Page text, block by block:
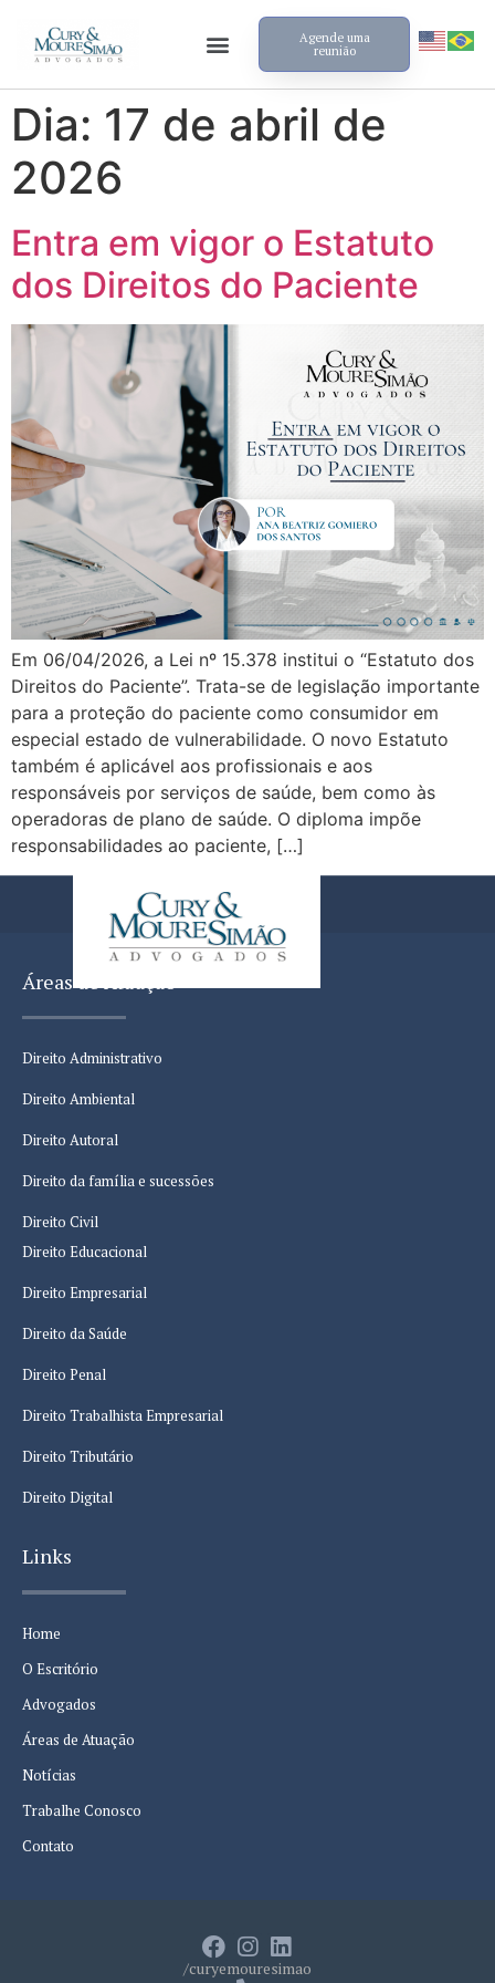
Agende uma
reunião
Dia: 17 de abril de
2026
Entra em vigor o Estatuto
dos Direitos do Paciente
Em 06/04/2026, a Lei nº 15.378 institui o “Estatuto dos
Direitos do Paciente”. Trata-se de legislação importante
para a proteção do paciente como consumidor em
especial estado de vulnerabilidade. O novo Estatuto
também é aplicável aos profissionais e aos
responsáveis por serviços de saúde, bem como às
operadoras de plano de saúde. O diploma impõe
responsabilidades ao paciente, […]
Áreas de Atuação
Direito Administrativo
Direito Ambiental
Direito Autoral
Direito da família e sucessões
Direito Civil
Direito Educacional
Direito Empresarial
Direito da Saúde
Direito Penal
Direito Trabalhista Empresarial
Direito Tributário
Direito Digital
Links
Home
O Escritório
Advogados
Áreas de Atuação
Notícias
Trabalhe Conosco
Contato
/curyemouresimao